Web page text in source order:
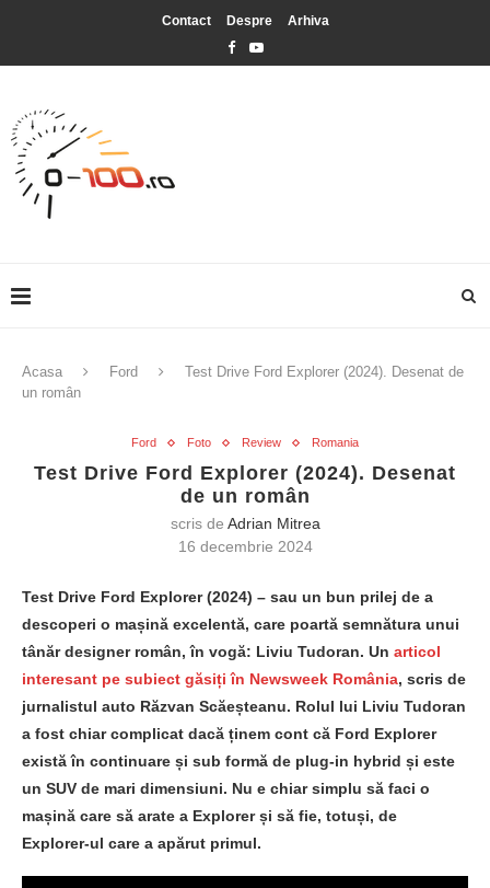
Contact Despre Arhiva
Acasa Ford
Test Drive Ford Explorer (2024). Desenat de
un român
Ford Foto Review Romania
Test Drive Ford Explorer (2024). Desenat
de un român
scris de Adrian Mitrea
16 decembrie 2024
Test Drive Ford Explorer (2024) – sau un bun prilej de a
descoperi o mașină excelentă, care poartă semnătura unui
tânăr designer român, în vogă: Liviu Tudoran. Un articol
interesant pe subiect găsiți în Newsweek România, scris de
jurnalistul auto Răzvan Scăeșteanu. Rolul lui Liviu Tudoran
a fost chiar complicat dacă ținem cont că Ford Explorer
există în continuare și sub formă de plug-in hybrid și este
un SUV de mari dimensiuni. Nu e chiar simplu să faci o
mașină care să arate a Explorer și să fie, totuși, de
Explorer-ul care a apărut primul.